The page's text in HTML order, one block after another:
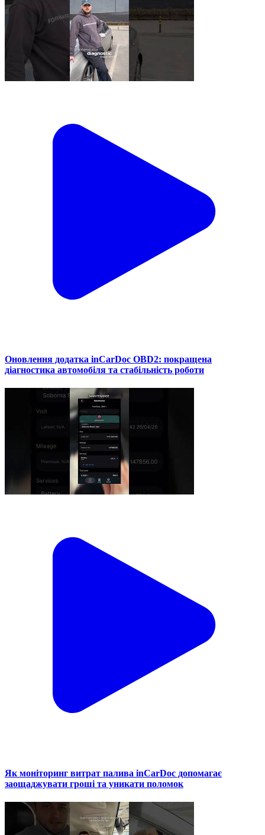
Оновлення додатка inCarDoc OBD2: покращена
діагностика автомобіля та стабільність роботи
Як моніторинг витрат палива inCarDoc допомагає
заощаджувати гроші та уникати поломок